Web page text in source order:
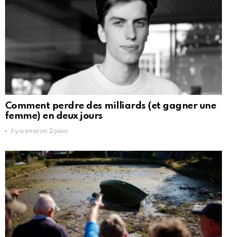
Comment perdre des milliards (et gagner une
femme) en deux jours
il y a environ 2 jours